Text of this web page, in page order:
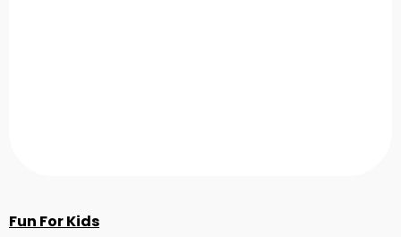
Fun For Kids